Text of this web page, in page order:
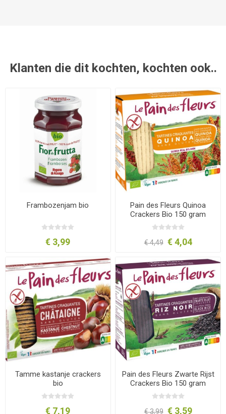
Klanten die dit kochten, kochten ook..
Frambozenjam bio
€ 3,99
Pain des Fleurs Quinoa
Crackers Bio 150 gram
€ 4,49 € 4,04
Tamme kastanje crackers
bio
€ 7,19
Pain des Fleurs Zwarte Rijst
Crackers Bio 150 gram
€ 3,99 € 3,59